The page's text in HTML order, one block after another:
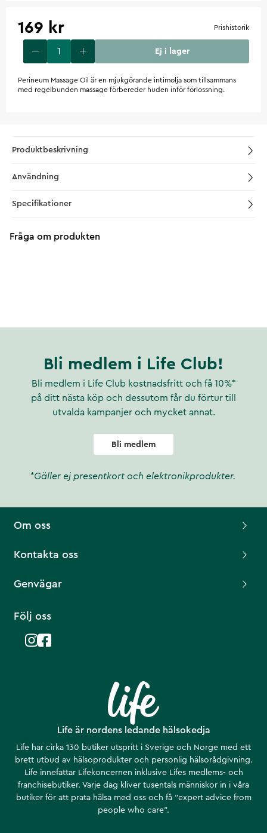
169 kr Prishistorik
Ej i lager
Perineum Massage Oil är en mjukgörande intimolja som tillsammans
med regelbunden massage förbereder huden inför förlossning.
Produktbeskrivning
Användning
Specifikationer
Fråga om produkten
Bli medlem i Life Club!
Bli medlem i Life Club kostnadsfritt och få 10%*
på ditt nästa köp och dessutom får du förtur till
utvalda kampanjer och mycket annat.
Bli medlem
*Gäller ej presentkort och elektronikprodukter.
Life är nordens ledande hälsokedja
Life har cirka 130 butiker utspritt i Sverige och Norge med ett
brett utbud av hälsoprodukter och personlig hälsorådgivning.
Life innefattar Lifekoncernen inklusive Lifes medlems- och
franchisebutiker. Varje dag kliver tusentals människor in i våra
butiker för att prata hälsa med oss och få ”expert advice from
people who care”.
Om oss
Kontakta oss
Genvägar
Följ oss